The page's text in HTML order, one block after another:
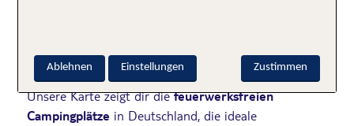
Silvester
Unsere Karte zeigt dir diefeuerwerksfreien
Campingplätze in Deutschland, die ideale
Zustimmen
Ablehnen Einstellungen